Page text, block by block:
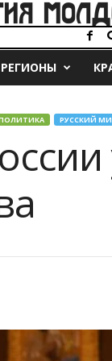
РЕГИОНЫ
РУССКИЙ